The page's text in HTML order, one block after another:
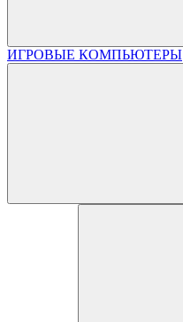
ИГРОВЫЕ КОМПЬЮТЕРЫ